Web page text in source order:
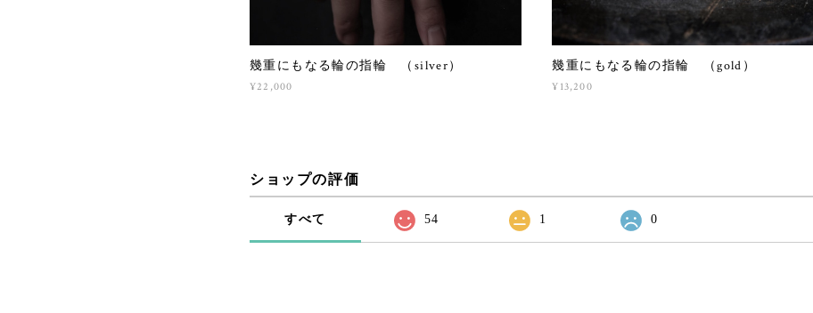
幾重にもなる輪の指輪 （silver）
¥22,000
幾重にもなる輪の指輪 （gold）
¥13,200
ショップの評価
すべて 54 1 0